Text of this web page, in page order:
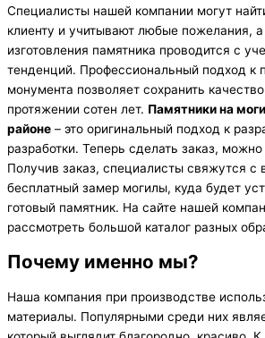
Специалисты нашей компании могут
клиенту и учитывают любые пожелания,
изготовления памятника проводится с
тенденций. Профессиональный подход к
монумента позволяет сохранить
протяжении сотен лет. Памятники на
районе – это оригинальный подход к
разработки. Теперь сделать заказ,
Получив заказ, специалисты свяжутся с
бесплатный замер могилы, куда будет
готовый памятник. На сайте нашей
рассмотреть большой каталог разных
Почему именно мы?
Наша компания при производстве
материалы. Популярными среди них